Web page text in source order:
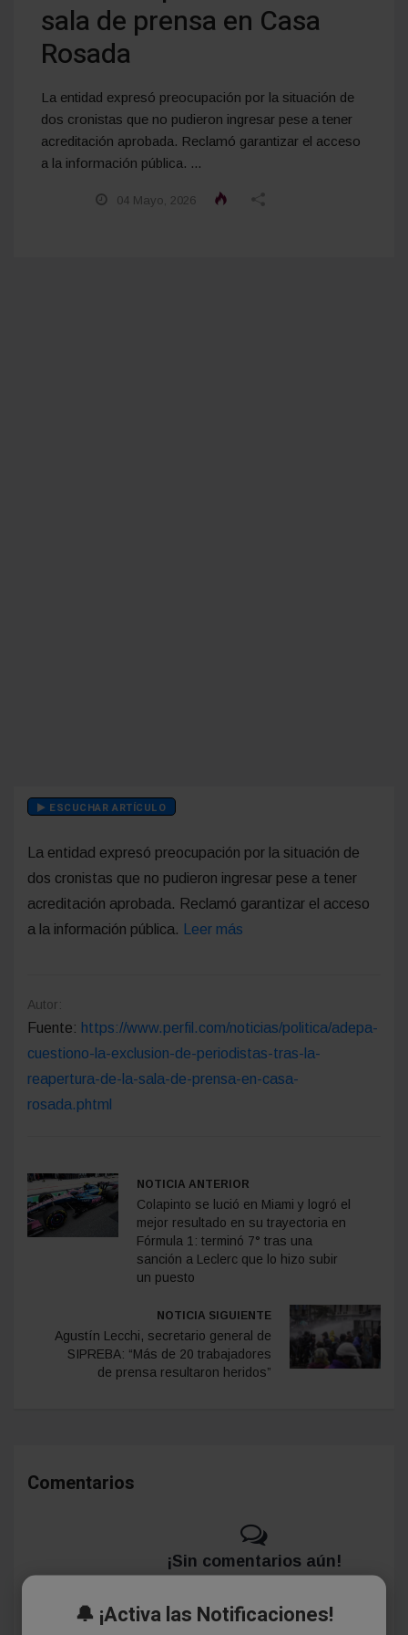
sala de prensa en Casa
Rosada
La entidad expresó preocupación por la situación de
dos cronistas que no pudieron ingresar pese a tener
acreditación aprobada. Reclamó garantizar el acceso
a la información pública. ...
04 Mayo, 2026
ESCUCHAR ARTÍCULO
La entidad expresó preocupación por la situación de
dos cronistas que no pudieron ingresar pese a tener
acreditación aprobada. Reclamó garantizar el acceso
a la información pública.
Leer más
Autor:
Fuente: https://www.perfil.com/noticias/politica/adepa-
cuestiono-la-exclusion-de-periodistas-tras-la-
reapertura-de-la-sala-de-prensa-en-casa-
rosada.phtml
NOTICIA ANTERIOR
Colapinto se lució en Miami y logró el
mejor resultado en su trayectoria en
Fórmula 1: terminó 7° tras una
sanción a Leclerc que lo hizo subir
un puesto
NOTICIA SIGUIENTE
Agustín Lecchi, secretario general de
SIPREBA: “Más de 20 trabajadores
de prensa resultaron heridos”
Comentarios
¡Sin comentarios aún!
🔔 ¡Activa las Notificaciones!